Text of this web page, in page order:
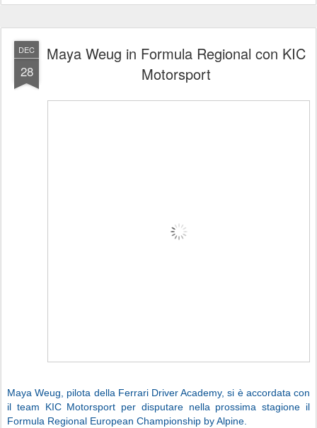
DEC
28
Maya Weug in Formula Regional con KIC
Motorsport
Maya Weug, pilota della Ferrari Driver Academy, si è accordata con
il team KIC Motorsport per disputare nella prossima stagione il
Formula Regional European Championship by Alpine.